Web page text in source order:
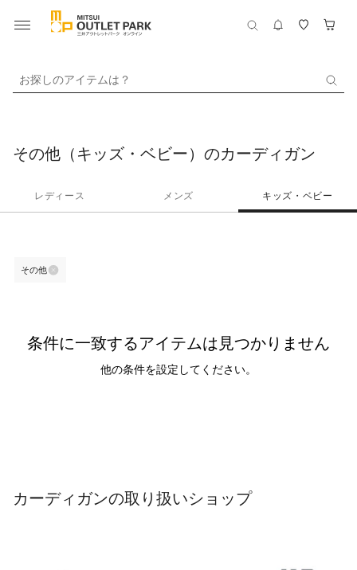
お探しのアイテムは？
その他（キッズ・ベビー）のカーディガン
レディース メンズ キッズ・ベビー
その他
条件に一致するアイテムは見つかりません
他の条件を設定してください。
カーディガンの取り扱いショップ